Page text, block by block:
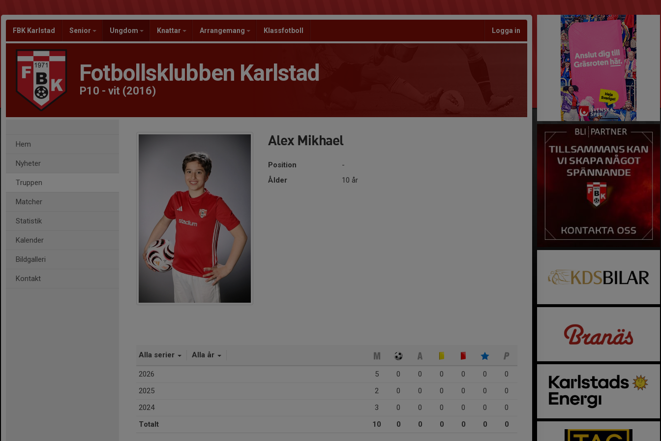
FBK Karlstad Senior Ungdom Knattar Arrangemang Klassfotboll Logga in
Fotbollsklubben Karlstad
P10 - vit (2016)
Hem
Nyheter
Truppen
Matcher
Statistik
Kalender
Bildgalleri
Kontakt
Alex Mikhael
Position
-
Ålder
10 år
Alla serier Alla år
2026 5 0 0 0 0 0
0
2025
2 0 0 0 0 0
0
2024
3 0 0 0 0 0
0
Totalt
10 0 0 0 0 0 0